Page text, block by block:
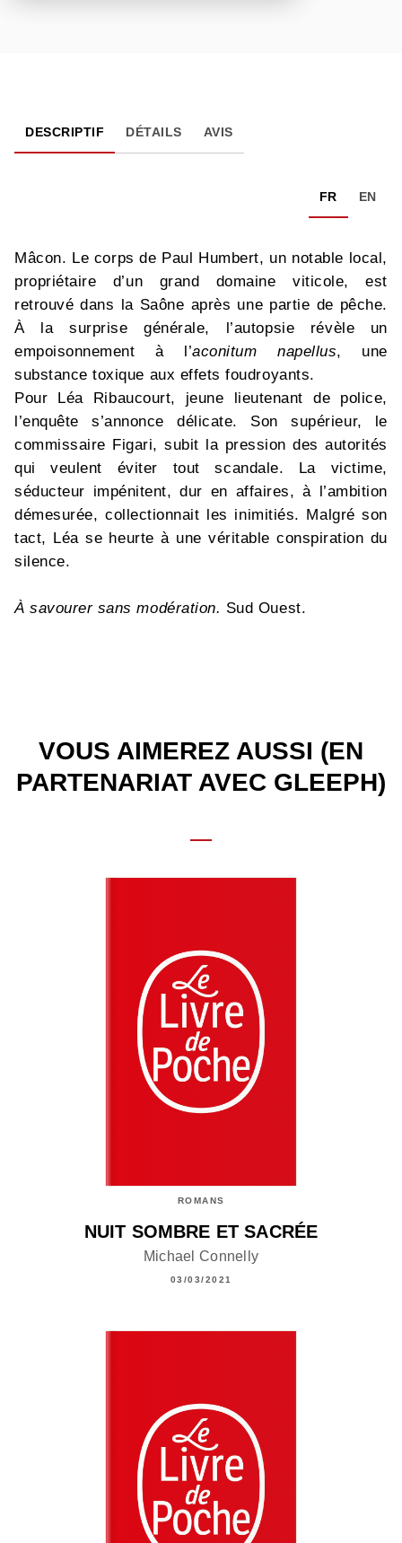
DESCRIPTIF DÉTAILS AVIS
FR EN
Mâcon. Le corps de Paul Humbert, un notable local,
propriétaire d’un grand domaine viticole, est
retrouvé dans la Saône après une partie de pêche.
À la surprise générale, l’autopsie révèle un
empoisonnement à l’aconitum napellus, une
substance toxique aux effets foudroyants.
Pour Léa Ribaucourt, jeune lieutenant de police,
l’enquête s’annonce délicate. Son supérieur, le
commissaire Figari, subit la pression des autorités
qui veulent éviter tout scandale. La victime,
séducteur impénitent, dur en affaires, à l’ambition
démesurée, collectionnait les inimitiés. Malgré son
tact, Léa se heurte à une véritable conspiration du
silence.
À savourer sans modération. Sud Ouest.
VOUS AIMEREZ AUSSI (EN
PARTENARIAT AVEC GLEEPH)
ROMANS
NUIT SOMBRE ET SACRÉE
Michael Connelly
03/03/2021